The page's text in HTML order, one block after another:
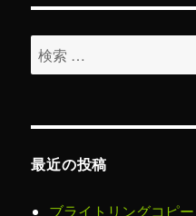
ナ
ビ
ー
検
索
象:
最近の投稿
ブライトリングコピ